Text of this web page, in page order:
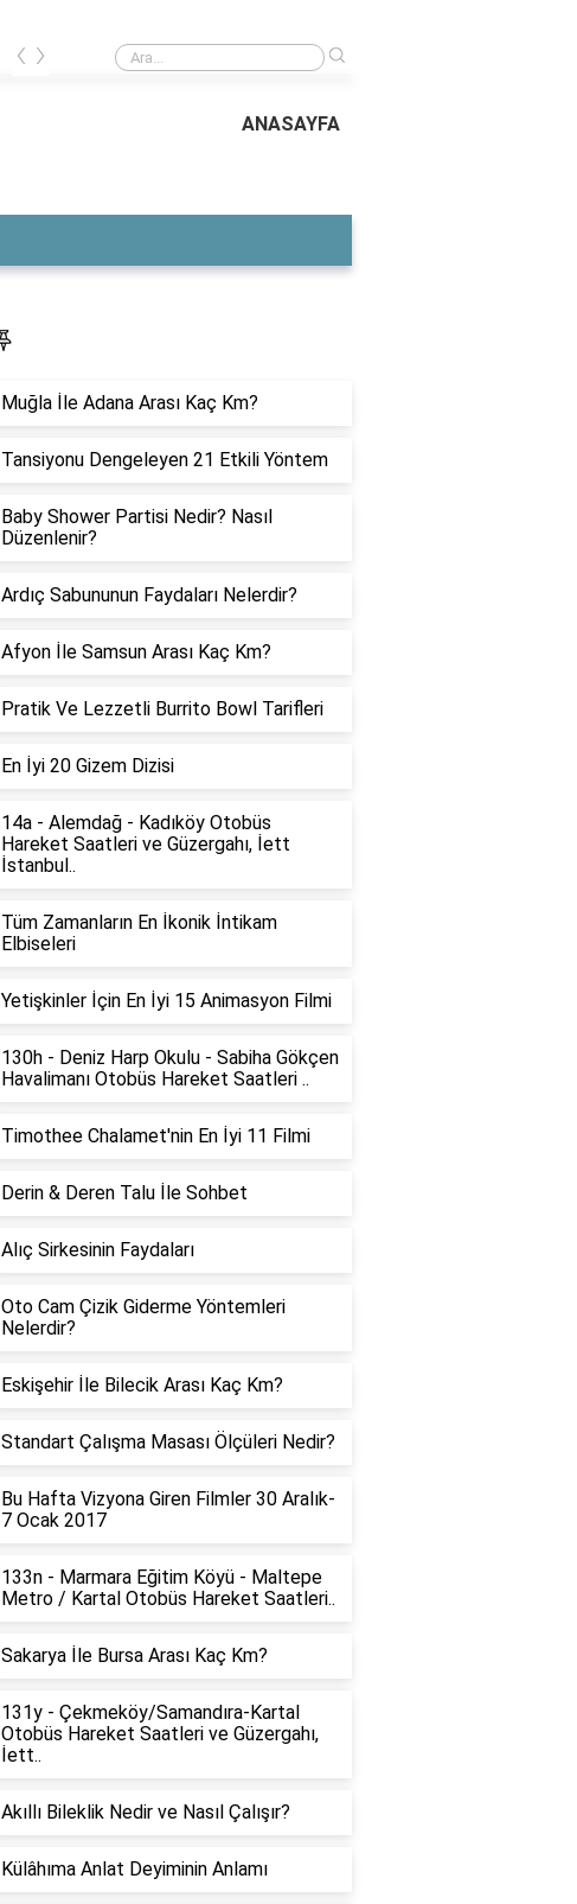
Ürün katalog çekimi kaç saat sürer?
‹ ›
ANASAYFA
Muğla İle Adana Arası Kaç Km?
Tansiyonu Dengeleyen 21 Etkili Yöntem
Baby Shower Partisi Nedir? Nasıl
Düzenlenir?
Ardıç Sabununun Faydaları Nelerdir?
Afyon İle Samsun Arası Kaç Km?
Pratik Ve Lezzetli Burrito Bowl Tarifleri
En İyi 20 Gizem Dizisi
14a - Alemdağ - Kadıköy Otobüs
Hareket Saatleri ve Güzergahı, İett
İstanbul..
Tüm Zamanların En İkonik İntikam
Elbiseleri
Yetişkinler İçin En İyi 15 Animasyon Filmi
130h - Deniz Harp Okulu - Sabiha Gökçen
Havalimanı Otobüs Hareket Saatleri ..
Timothee Chalamet'nin En İyi 11 Filmi
Derin & Deren Talu İle Sohbet
Alıç Sirkesinin Faydaları
Oto Cam Çizik Giderme Yöntemleri
Nelerdir?
Eskişehir İle Bilecik Arası Kaç Km?
Standart Çalışma Masası Ölçüleri Nedir?
Bu Hafta Vizyona Giren Filmler 30 Aralık-
7 Ocak 2017
133n - Marmara Eğitim Köyü - Maltepe
Metro / Kartal Otobüs Hareket Saatleri..
Sakarya İle Bursa Arası Kaç Km?
131y - Çekmeköy/Samandıra-Kartal
Otobüs Hareket Saatleri ve Güzergahı,
İett..
Akıllı Bileklik Nedir ve Nasıl Çalışır?
Külâhıma Anlat Deyiminin Anlamı